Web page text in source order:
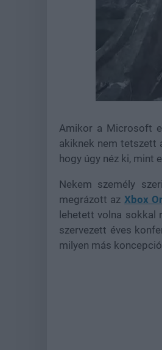
Amikor a Microsoft
akiknek nem tetszett
hogy úgy néz ki, mint
Nekem személy
megrázott az Xbox
lehetett volna
szervezett éves
milyen más